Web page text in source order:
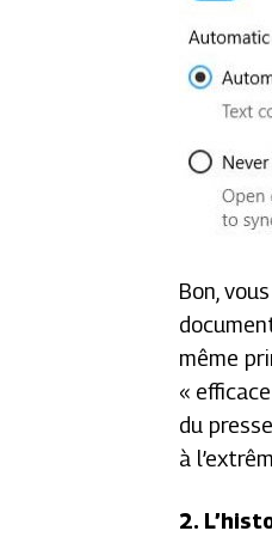
Bon,
même
«
du
à
2.